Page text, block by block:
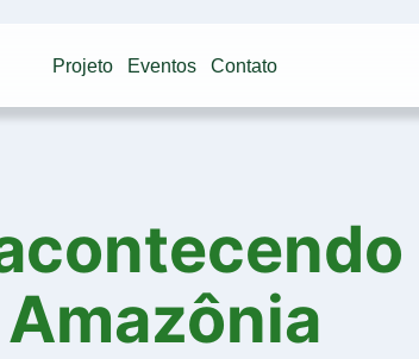
Projeto Eventos Contato
Amazônia